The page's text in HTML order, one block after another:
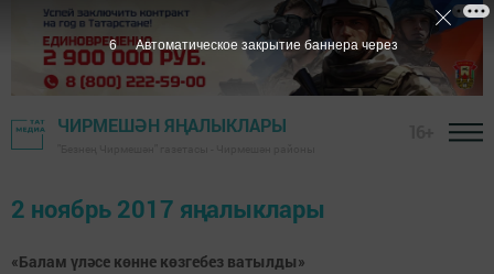
ЧИРМЕШӘН ЯҢАЛЫКЛАРЫ
2 ноябрь 2017 яңалыклары
«Балам үләсе көнне көзгебез ватылды»
5 Автоматическое закрытие баннера через